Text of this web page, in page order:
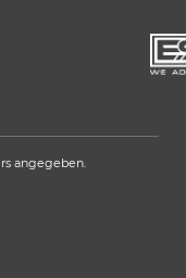
angegeben.